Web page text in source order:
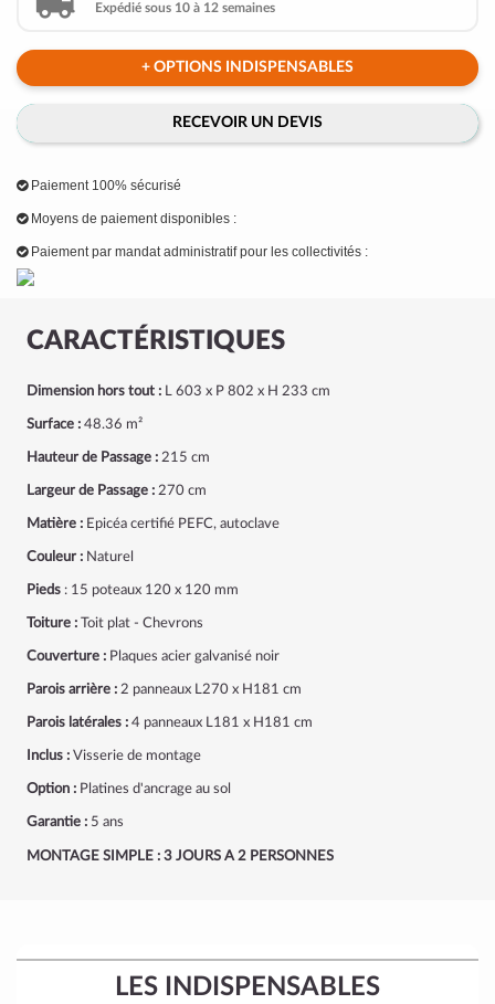
CARACTÉRISTIQUES
Dimension hors tout : L 603 x P 802 x H 233 cm
Surface : 48.36 m²
Hauteur de Passage : 215 cm
Largeur de Passage : 270 cm
Matière : Epicéa certifié PEFC, autoclave
Couleur : Naturel
Pieds : 15 poteaux 120 x 120 mm
Toiture : Toit plat - Chevrons
Couverture : Plaques acier galvanisé noir
Parois arrière : 2 panneaux L270 x H181 cm
Parois latérales : 4 panneaux L181 x H181 cm
Inclus : Visserie de montage
Option : Platines d'ancrage au sol
Garantie : 5 ans
MONTAGE SIMPLE : 3 JOURS A 2 PERSONNES
Expédié sous 10 à 12 semaines
+ OPTIONS INDISPENSABLES
RECEVOIR UN DEVIS
Paiement 100% sécurisé
Moyens de paiement disponibles :
Paiement par mandat administratif pour les collectivités :
LES INDISPENSABLES